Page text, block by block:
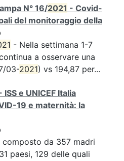
N° 16/2021 - Covid-
del monitoraggio della
- Nella settimana 1-7
a osservare una
03-2021) vs 194,87 per...
ISS e UNICEF Italia
19 e maternità: la
composto da 357 madri
paesi, 129 delle quali